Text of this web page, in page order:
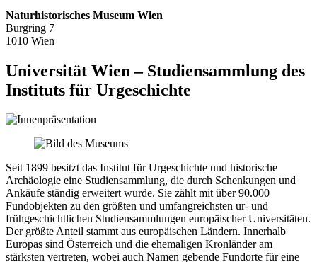
Naturhistorisches Museum Wien
Burgring 7
1010 Wien
Universität Wien – Studiensammlung des
Instituts für Urgeschichte
Seit 1899 besitzt das Institut für Urgeschichte und historische
Archäologie eine Studiensammlung, die durch Schenkungen und
Ankäufe ständig erweitert wurde. Sie zählt mit über 90.000
Fundobjekten zu den größten und umfangreichsten ur- und
frühgeschichtlichen Studiensammlungen europäischer Universitäten.
Der größte Anteil stammt aus europäischen Ländern. Innerhalb
Europas sind Österreich und die ehemaligen Kronländer am
stärksten vertreten, wobei auch Namen gebende Fundorte für eine